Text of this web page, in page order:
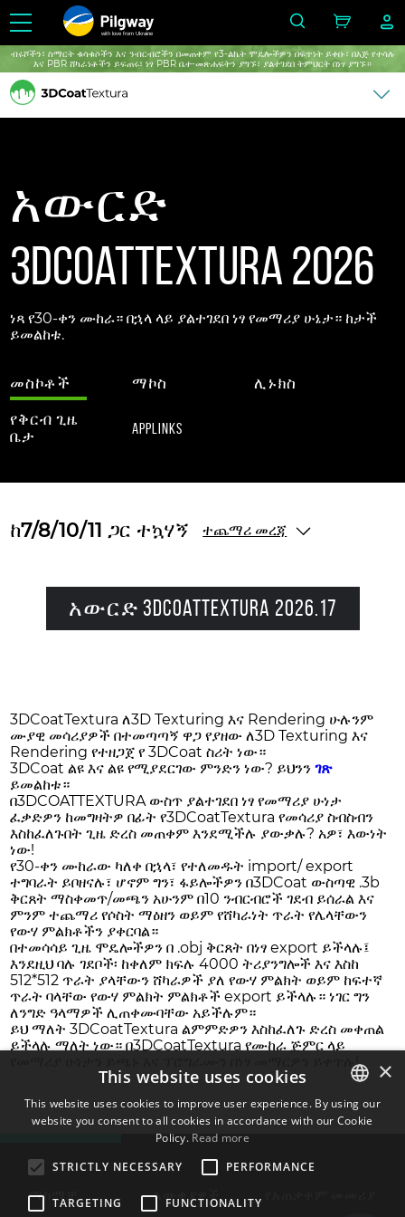
with love from Ukraine
ብሩሾችን፣ ስማርት ቁሳቁሶችን እና ንብርብሮችን በመጠቀም የ3-ልኬት ሞዴሎችዎን በፍጥነት ይቀቡ፣ በእጅ የተሳሉ
እና PBR ሸካራነቶችን ይፍጠሩ፣ ነፃ PBR ቤተ-መጽሐፍትን ያግኙ፣ ያልተገደበ ትምህርት በነፃ ያግኙ።
አውርድ
3DCoatTextura 2026
ነጻ የ30-ቀን ሙከራ። በኋላ ላይ ያልተገደበ ነፃ የመማሪያ ሁኔታ። ከታች
ይመልከቱ.
መስኮቶች ማኮስ ሊኑክስ
የቅርብ ጊዜ
ቤታ
applinks
ከ7/8/10/11 ጋር ተኳሃኝ ተጨማሪ መረጃ
አውርድ 3DCoatTextura 2026.17
3DCoatTextura ለ3D Texturing እና Rendering ሁሉንም
ሙያዊ መሳሪያዎች በተመጣጣኝ ዋጋ የያዘው ለ3D Texturing እና
Rendering የተዘጋጀ የ 3DCoat ስሪት ነው።
3DCoat ልዩ እና ልዩ የሚያደርገው ምንድን ነው? ይህንንገጽ
ይመልከቱ።
በ3DCOATTEXTURA ውስጥ ያልተገደበ ነፃ የመማሪያ ሁነታ
ፈቃድዎን ከመግዛትዎ በፊት የ3DCoatTextura የመሳሪያ ስብስብን
እስከፈለጉበት ጊዜ ድረስ መጠቀም እንደሚችሉ ያውቃሉ? አዎ፣ እውነት
ነው!
የ30-ቀን ሙከራው ካለቀ በኋላ፣ የተለመዱት import/ export
ተግባራት ይቦዘናሉ፣ ሆኖም ግን፣ ፋይሎችዎን በ3DCoat ውስጣዊ .3b
ቅርጸት ማስቀመጥ/መጫን አሁንም በ10 ንብርብሮች ገደብ ይሰራል እና
ምንም ተጨማሪ የሶስት ማዕዘን ወይም የሸካራነት ጥራት የሌላቸውን
የውሃ ምልክቶችን ያቀርባል።
በተመሳሳይ ጊዜ ሞዴሎችዎን በ .obj ቅርጸት በነፃ export ይችላሉ፤
እንደዚህ ባሉ ገደቦች፡ ከቀለም ክፍሉ 4000 ትሪያንግሎች እና እስከ
512*512 ጥራት ያላቸውን ሸካራዎች ያለ የውሃ ምልክት ወይም ከፍተኛ
ጥራት ባላቸው የውሃ ምልክት ምልክቶች export ይችላሉ። ነገር ግን
ለንግድ ዓላማዎች ሊጠቀሙባቸው አይችሉም።
ይህ ማለት 3DCoatTextura ልምምድዎን እስከፈለጉ ድረስ መቀጠል
ይችላሉ ማለት ነው። በ3DCoatTextura የሙከራ ጅምር ላይ
የመማሪያ ሁነታን ይጫኑ እና ፕሮግራሙን በነፃ መማርዎን ይቀጥሉ!
ማከማቻ እውቂያዎች
ENGLISH
×
This website uses cookies
This website uses cookies to improve user experience. By using our
website you consent to all cookies in accordance with our Cookie
Policy. Read more
STRICTLY NECESSARY
PERFORMANCE
TARGETING FUNCTIONALITY